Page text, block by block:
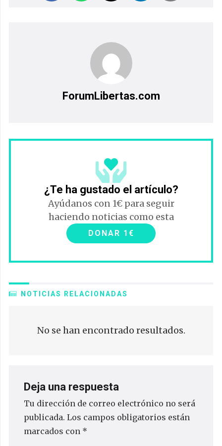
ForumLibertas.com
¿Te ha gustado el artículo?
Ayúdanos con 1€ para seguir
haciendo noticias como esta
DONAR 1€
NOTICIAS RELACIONADAS
No se han encontrado resultados.
Deja una respuesta
Tu dirección de correo electrónico no será
publicada. Los campos obligatorios están
marcados con *